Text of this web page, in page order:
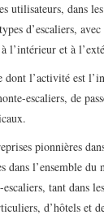
utilisateurs, dans
d’escaliers,
l’intérieur et à
dont l’activité est
escaliers, de
pionnières
dans l’ensemble du
tant dans
d’hôtels et